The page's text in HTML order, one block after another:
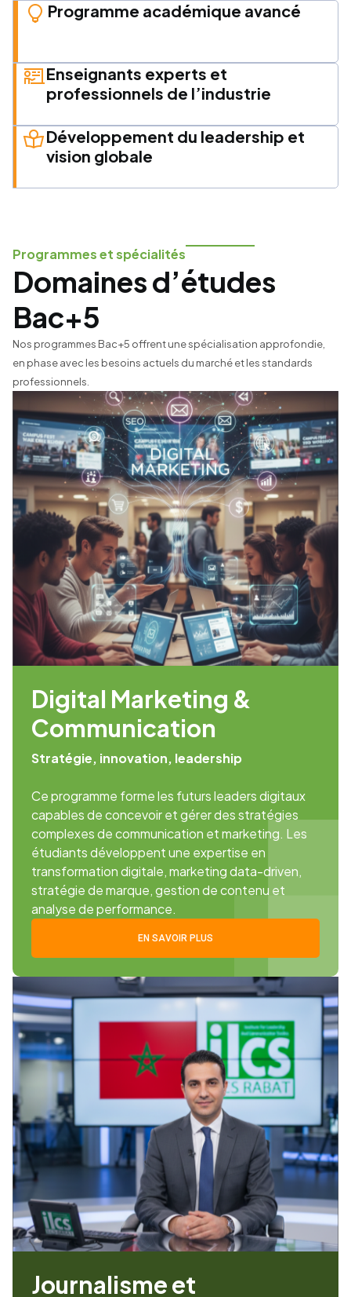
Programme académique avancé
Enseignants experts et
professionnels de l’industrie
Développement du leadership et
vision globale
Programmes et spécialités
Domaines d’études
Bac+5
Nos programmes Bac+5 offrent une spécialisation approfondie,
en phase avec les besoins actuels du marché et les standards
professionnels.
Digital Marketing &
Communication
Stratégie, innovation, leadership
Ce programme forme les futurs leaders digitaux
capables de concevoir et gérer des stratégies
complexes de communication et marketing. Les
étudiants développent une expertise en
transformation digitale, marketing data-driven,
stratégie de marque, gestion de contenu et
analyse de performance.
EN SAVOIR PLUS
Journalisme et